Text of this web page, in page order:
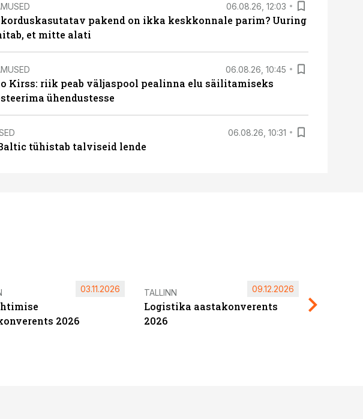
06.08.26, 12:03
pakend on ikka keskkonnale parim? Uuring
et mitte alati
06.08.26, 10:45
Kirss: riik peab väljaspool pealinna elu säilitamiseks
ühendustesse
06.08.26, 10:31
tühistab talviseid lende
2026
03.11.2026 TALLINN
Logistika aastakonverents
2026
09.12.2026